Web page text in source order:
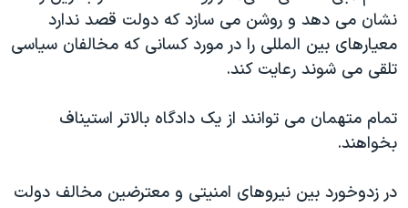
نرگس محمدی برنده جایزه نوبل صلح
همایش محافظه‌کاران آمریکا «سی‌پک»
صفحه‌های ویژه
سفر پرزیدنت ترامپ به چین
نشان می دهد و روشن می سازد که دولت قصد ندارد
معیارهای بین المللی را در مورد کسانی که مخالفان سیاسی
تلقی می شوند رعایت کند.
تمام متهمان می توانند از یک دادگاه بالاتر استیناف
بخواهند.
در زدوخورد بین نیروهای امنیتی و معترضین مخالف دولت